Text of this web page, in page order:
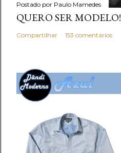
Postado por Paulo Mamedes
QUERO SER MODELO!
Compartilhar 153 comentários